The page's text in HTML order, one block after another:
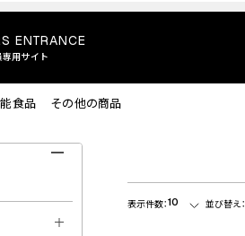
ENTRANCE
専用サイト
食品 その他の商品
表示件数：10 並び替え：